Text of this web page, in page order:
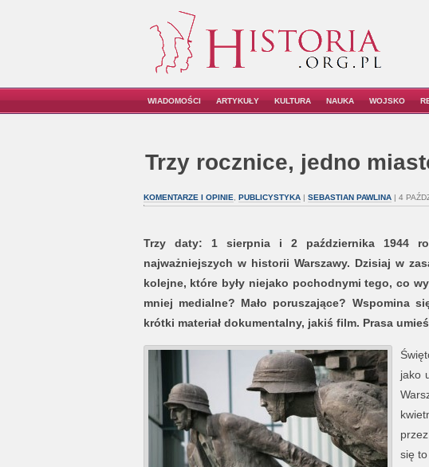
WIADOMOŚCI ARTYKUŁY KULTURA NAUKA WOJSKO
Trzy rocznice, jedno
KOMENTARZE I OPINIE PUBLICYSTYKA| SEBASTIAN PAWLINA| 4
Trzy daty: 1 sierpnia i 2 października 1944
najważniejszych w historii Warszawy. Dzisiaj w
kolejne, które były niejako pochodnymi tego, co
mniej medialne? Mało poruszające? Wspomina
krótki materiał dokumentalny, jakiś film. Prasa
jako
się